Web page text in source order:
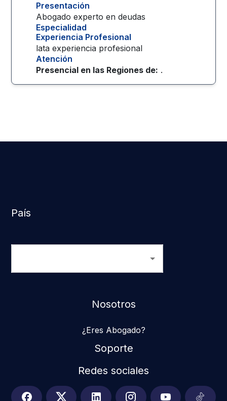
Presentación
Abogado experto en deudas
Especialidad
Experiencia Profesional
lata experiencia profesional
Atención
Presencial en las Regiones de: .
País
Nosotros
¿Eres Abogado?
Soporte
Redes sociales